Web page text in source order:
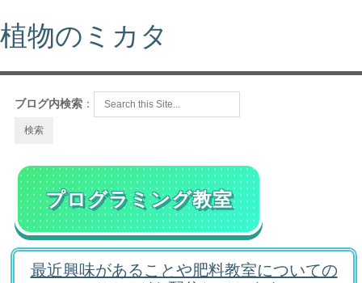
植物のミカタ
ブログ内検索 ：
プログラミング教室
最近興味があることや肥料教室についての